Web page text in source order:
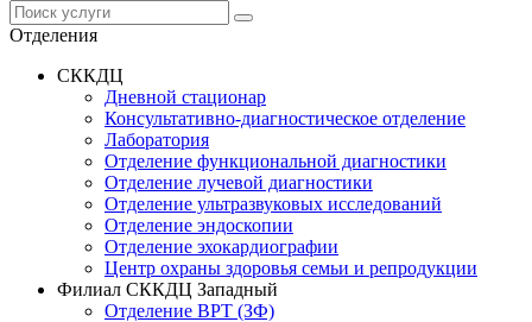
Отделения
СККДЦ
Дневной стационар
Консультативно-диагностическое отделение
Лаборатория
Отделение функциональной диагностики
Отделение лучевой диагностики
Отделение ультразвуковых исследований
Отделение эндоскопии
Отделение эхокардиографии
Центр охраны здоровья семьи и репродукции
Филиал СККДЦ Западный
Отделение ВРТ (ЗФ)